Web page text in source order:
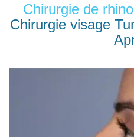
Chirurgie de
Chirurgie visage